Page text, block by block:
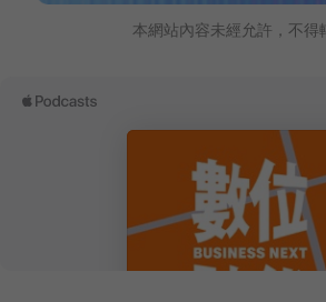
本網站內容未經允許，不得